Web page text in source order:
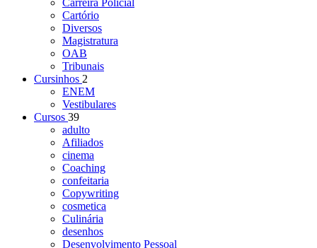
Cartório
Diversos
Magistratura
OAB
Tribunais
Cursinhos 2
ENEM
Vestibulares
Cursos 39
adulto
Afiliados
cinema
Coaching
confeitaria
Copywriting
cosmetica
Culinária
desenhos
Desenvolvimento Pessoal